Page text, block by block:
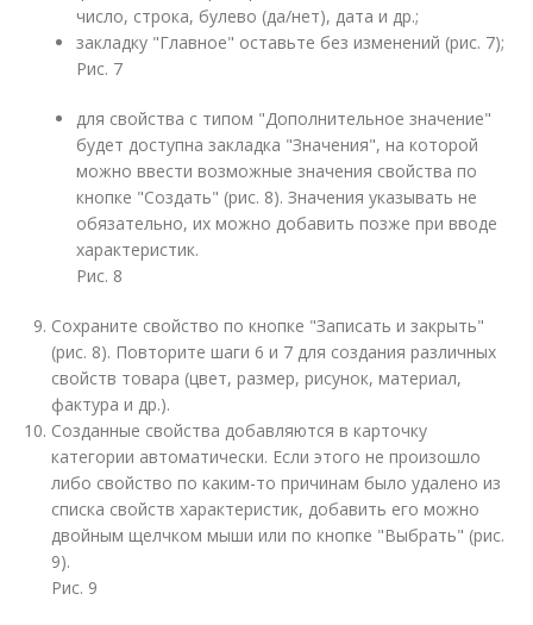
число, строка, булево (да/нет), дата и др.;
закладку "Главное" оставьте без изменений (рис. 7);
Рис. 7
для свойства с типом "Дополнительное значение"
будет доступна закладка "Значения", на которой
можно ввести возможные значения свойства по
кнопке "Создать" (рис. 8). Значения указывать не
обязательно, их можно добавить позже при вводе
характеристик.
Рис. 8
Сохраните свойство по кнопке "Записать и закрыть"
(рис. 8). Повторите шаги 6 и 7 для создания различных
свойств товара (цвет, размер, рисунок, материал,
фактура и др.).
Созданные свойства добавляются в карточку
категории автоматически. Если этого не произошло
либо свойство по каким-то причинам было удалено из
списка свойств характеристик, добавить его можно
двойным щелчком мыши или по кнопке "Выбрать" (рис.
9).
Рис. 9